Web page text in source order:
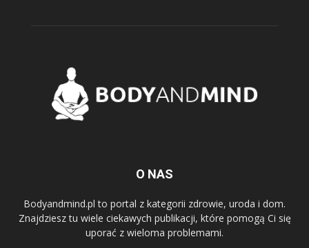
O NAS
Bodyandmind.pl to portal z kategorii zdrowie, uroda i dom.
Znajdziesz tu wiele ciekawych publikacji, które pomogą Ci się
uporać z wieloma problemami.